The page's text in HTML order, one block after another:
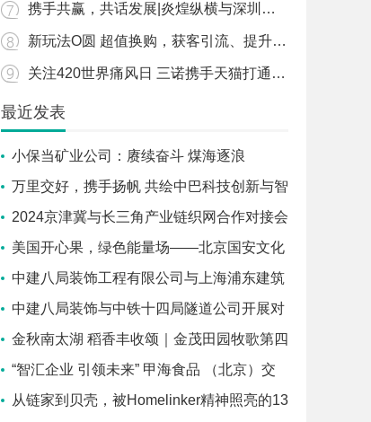
携手共赢，共话发展|炎煌纵横与深圳市企业联合会达成战略合作
新玩法O圆 超值换购，获客引流、提升销量，免费发布商品
关注420世界痛风日 三诺携手天猫打通年轻患者认知最后一公里
最近发表
小保当矿业公司：赓续奋斗 煤海逐浪
启“新”程
万里交好，携手扬帆 共绘中巴科技创新与智
慧城市新篇章
2024京津冀与长三角产业链织网合作对接会
在沪成功召开
美国开心果，绿色能量场——北京国安文化
体验之旅
中建八局装饰工程有限公司与上海浦东建筑
设计研究院有限公司签署战略合作协议
中建八局装饰与中铁十四局隧道公司开展对
标交流学习活动
金秋南太湖 稻香丰收颂｜金茂田园牧歌第四
届丰收节开幕！
“智汇企业 引领未来” 甲海食品 （北京）交
流座谈会在京召开
从链家到贝壳，被Homelinker精神照亮的13